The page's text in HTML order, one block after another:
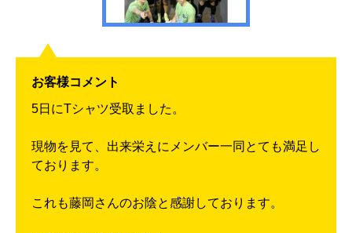
お客様コメント
5日にTシャツ受取ました。
現物を見て、出来栄えにメンバー一同とても満足し
ております。
これも藤岡さんのお陰と感謝しております。